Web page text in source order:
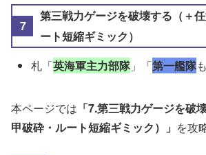
第三戦力ゲージを破壊する（＋
ート短縮ギミック）
札「英海軍主力部隊」「第一艦隊
本ページでは 「7.第三戦力ゲージを破
甲破砕・ルート短縮ギミック）」 を攻